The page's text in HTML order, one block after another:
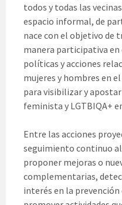
todos y todas las
espacio informal, de
nace con el objetivo de
manera participativa
políticas y acciones
mujeres y hombres en
para visibilizar y
feminista y LGTBIQA+
Entre las acciones
seguimiento continuo
proponer mejoras o
complementarias,
interés en la